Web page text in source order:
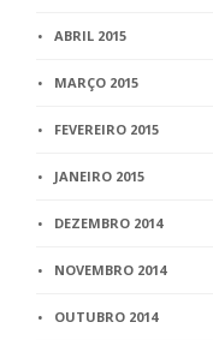
ABRIL 2015
MARÇO 2015
FEVEREIRO 2015
JANEIRO 2015
DEZEMBRO 2014
NOVEMBRO 2014
OUTUBRO 2014